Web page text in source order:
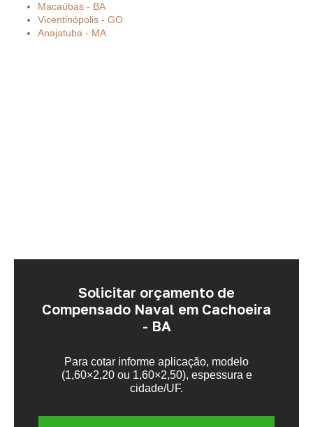
Macaúbas - BA
Vicentinópolis - GO
Anajatuba - MA
Solicitar orçamento de
Compensado Naval em Cachoeira
- BA
Para cotar informe aplicação, modelo
(1,60×2,20 ou 1,60×2,50), espessura e
cidade/UF.